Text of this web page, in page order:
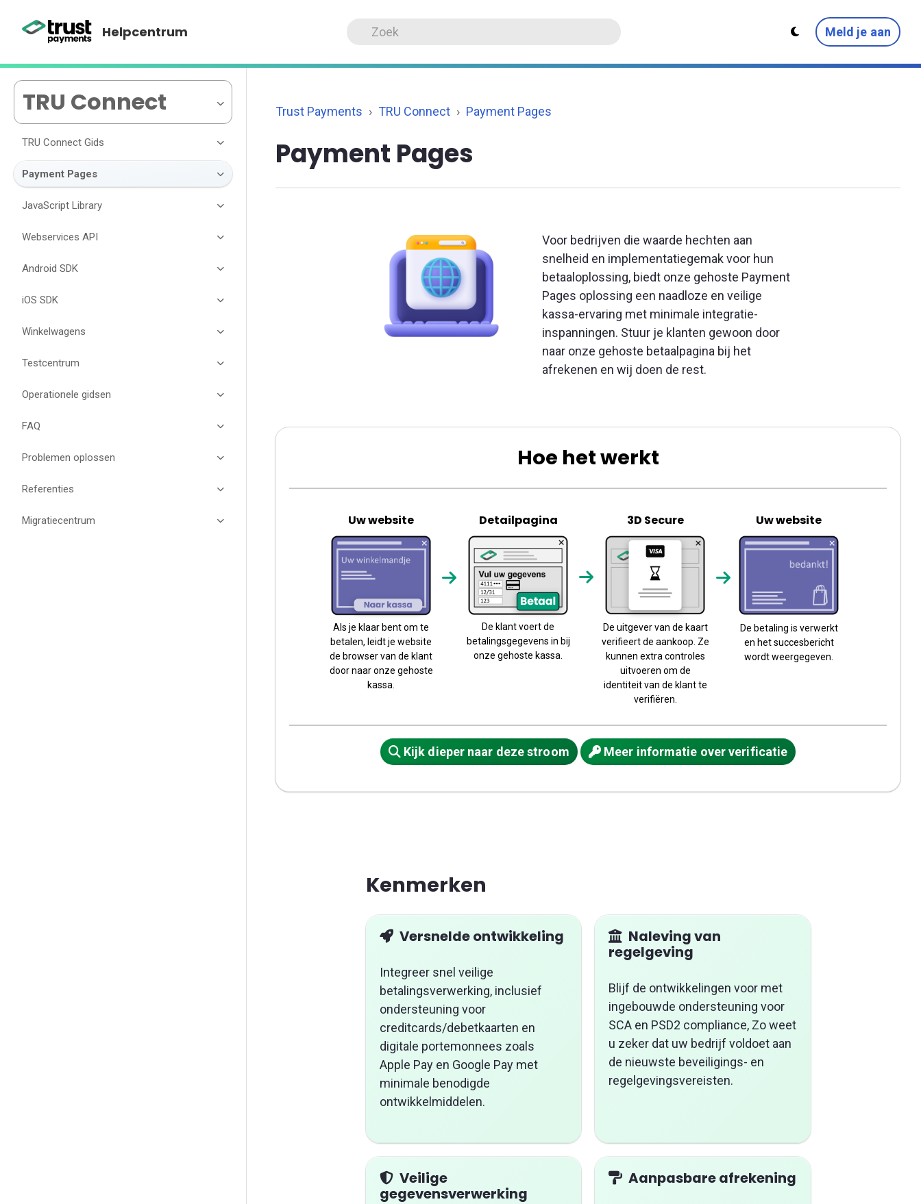
Helpcentrum Meld je aan
TRU Connect
TRU Connect Gids
Payment Pages
JavaScript Library
Webservices API
Android SDK
iOS SDK
Winkelwagens
Testcentrum
Operationele gidsen
FAQ
Problemen oplossen
Referenties
Migratiecentrum
Trust Payments TRU Connect Payment Pages
Payment Pages
Voor bedrijven die waarde hechten aan
snelheid en implementatiegemak voor hun
betaaloplossing, biedt onze gehoste Payment
Pages oplossing een naadloze en veilige
kassa-ervaring met minimale integratie-
inspanningen. Stuur je klanten gewoon door
naar onze gehoste betaalpagina bij het
afrekenen en wij doen de rest.
Hoe het werkt
Uw website
Als je klaar bent om te
betalen, leidt je website
de browser van de klant
door naar onze gehoste
kassa.
Detailpagina
De klant voert de
betalingsgegevens in bij
onze gehoste kassa.
3D Secure
De uitgever van de kaart
verifieert de aankoop. Ze
kunnen extra controles
uitvoeren om de
identiteit van de klant te
verifiëren.
Uw website
De betaling is verwerkt
en het succesbericht
wordt weergegeven.
Kijk dieper naar deze stroom Meer informatie over verificatie
Kenmerken
Versnelde ontwikkeling
Integreer snel veilige
betalingsverwerking, inclusief
ondersteuning voor
creditcards/debetkaarten en
digitale portemonnees zoals
Apple Pay en Google Pay met
minimale benodigde
ontwikkelmiddelen.
Naleving van
regelgeving
Blijf de ontwikkelingen voor met
ingebouwde ondersteuning voor
SCA en PSD2 compliance, Zo weet
u zeker dat uw bedrijf voldoet aan
de nieuwste beveiligings- en
regelgevingsvereisten.
Veilige
gegevensverwerking
Aanpasbare afrekening